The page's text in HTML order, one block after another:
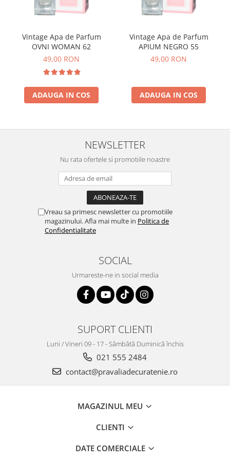
Vintage Apa de Parfum
OVNI WOMAN 62
49,00 RON
ADAUGA IN COS
Vintage Apa de Parfum
APIUM NEGRO 55
49,00 RON
ADAUGA IN COS
NEWSLETTER
Nu rata ofertele si promotiile noastre
Vreau sa primesc newsletter cu promotiile
magazinului. Afla mai multe in Politica de
Confidentialitate
SOCIAL
Urmareste-ne in social media
SUPORT CLIENTI
Luni / Vineri 09 - 17 - Sâmbătă Duminică închis
021 555 2484
contact@pravaliadecuratenie.ro
MAGAZINUL MEU
CLIENTI
DATE COMERCIALE